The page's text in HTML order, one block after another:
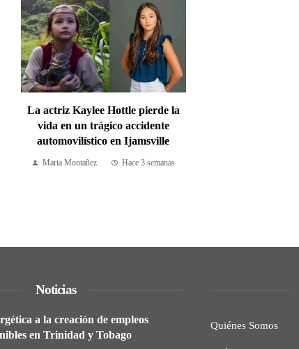
La actriz Kaylee Hottle pierde la
vida en un trágico accidente
automovilístico en Ijamsville
Maria Montañez Hace 3 semanas
Noticias
a la creación de empleos
en Trinidad y Tobago
Quiénes Somos